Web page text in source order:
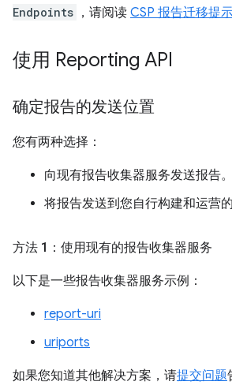
Endpoints ，请阅读 CSP 报告迁移提
使用 Reporting API
确定报告的发送位置
您有两种选择：
向现有报告收集器服务发送报告。
将报告发送到您自行构建和运营
方法 1：使用现有的报告收集器服务
以下是一些报告收集器服务示例：
report-uri
uriports
如果您知道其他解决方案，请提交问题